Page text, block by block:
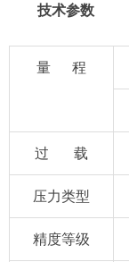
技术参数
量 程
过 载
压力类型
精度等级